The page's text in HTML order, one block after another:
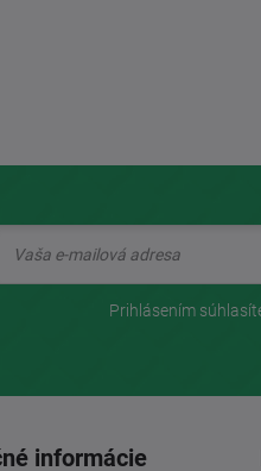
Prihlásením
informácie